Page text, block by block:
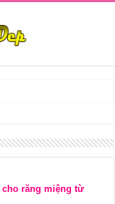
cho răng miệng từ